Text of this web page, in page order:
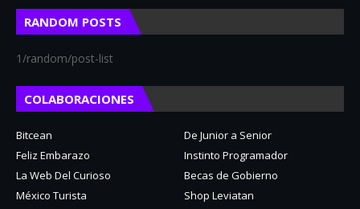
RANDOM POSTS
1/random/post-list
COLABORACIONES
Bitcean
De Junior a Senior
Feliz Embarazo
Instinto Programador
La Web Del Curioso
Becas de Gobierno
México Turista
Shop Leviatan